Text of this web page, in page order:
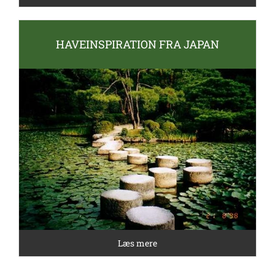
HAVEINSPIRATION FRA JAPAN
Læs mere